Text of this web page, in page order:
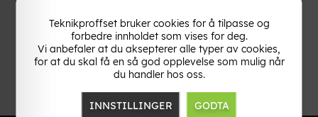
nyhetsbrev!
OK
Teknikproffset bruker cookies for å tilpasse og
forbedre innholdet som vises for deg.
Vi anbefaler at du aksepterer alle typer av cookies,
for at du skal få en så god opplevelse som mulig når
du handler hos oss.
INNSTILLINGER GODTA